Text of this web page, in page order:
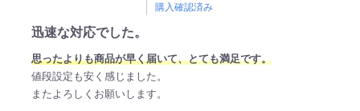
購入確認済み
迅速な対応でした。
思ったよりも商品が早く届いて、とても満足です。
値段設定も安く感じました。
またよろしくお願いします。